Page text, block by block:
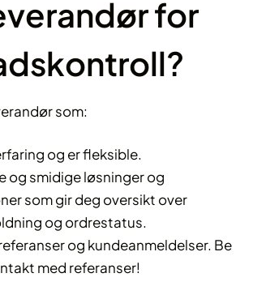
for
som:
og er fleksible.
og smidige løsninger og
som gir deg oversikt over
og ordrestatus.
og kundeanmeldelser. Be
med referanser!